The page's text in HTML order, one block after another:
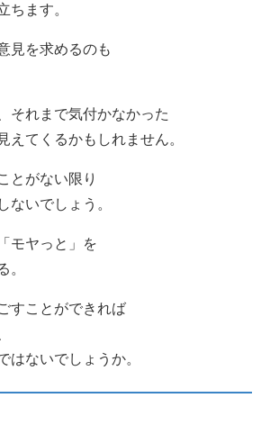
ちます。
見を求めるのも
それまで気付かなかった
えてくるかもしれません。
とがない限り
ないでしょう。
モヤっと」を
。
すことができれば
はないでしょうか。